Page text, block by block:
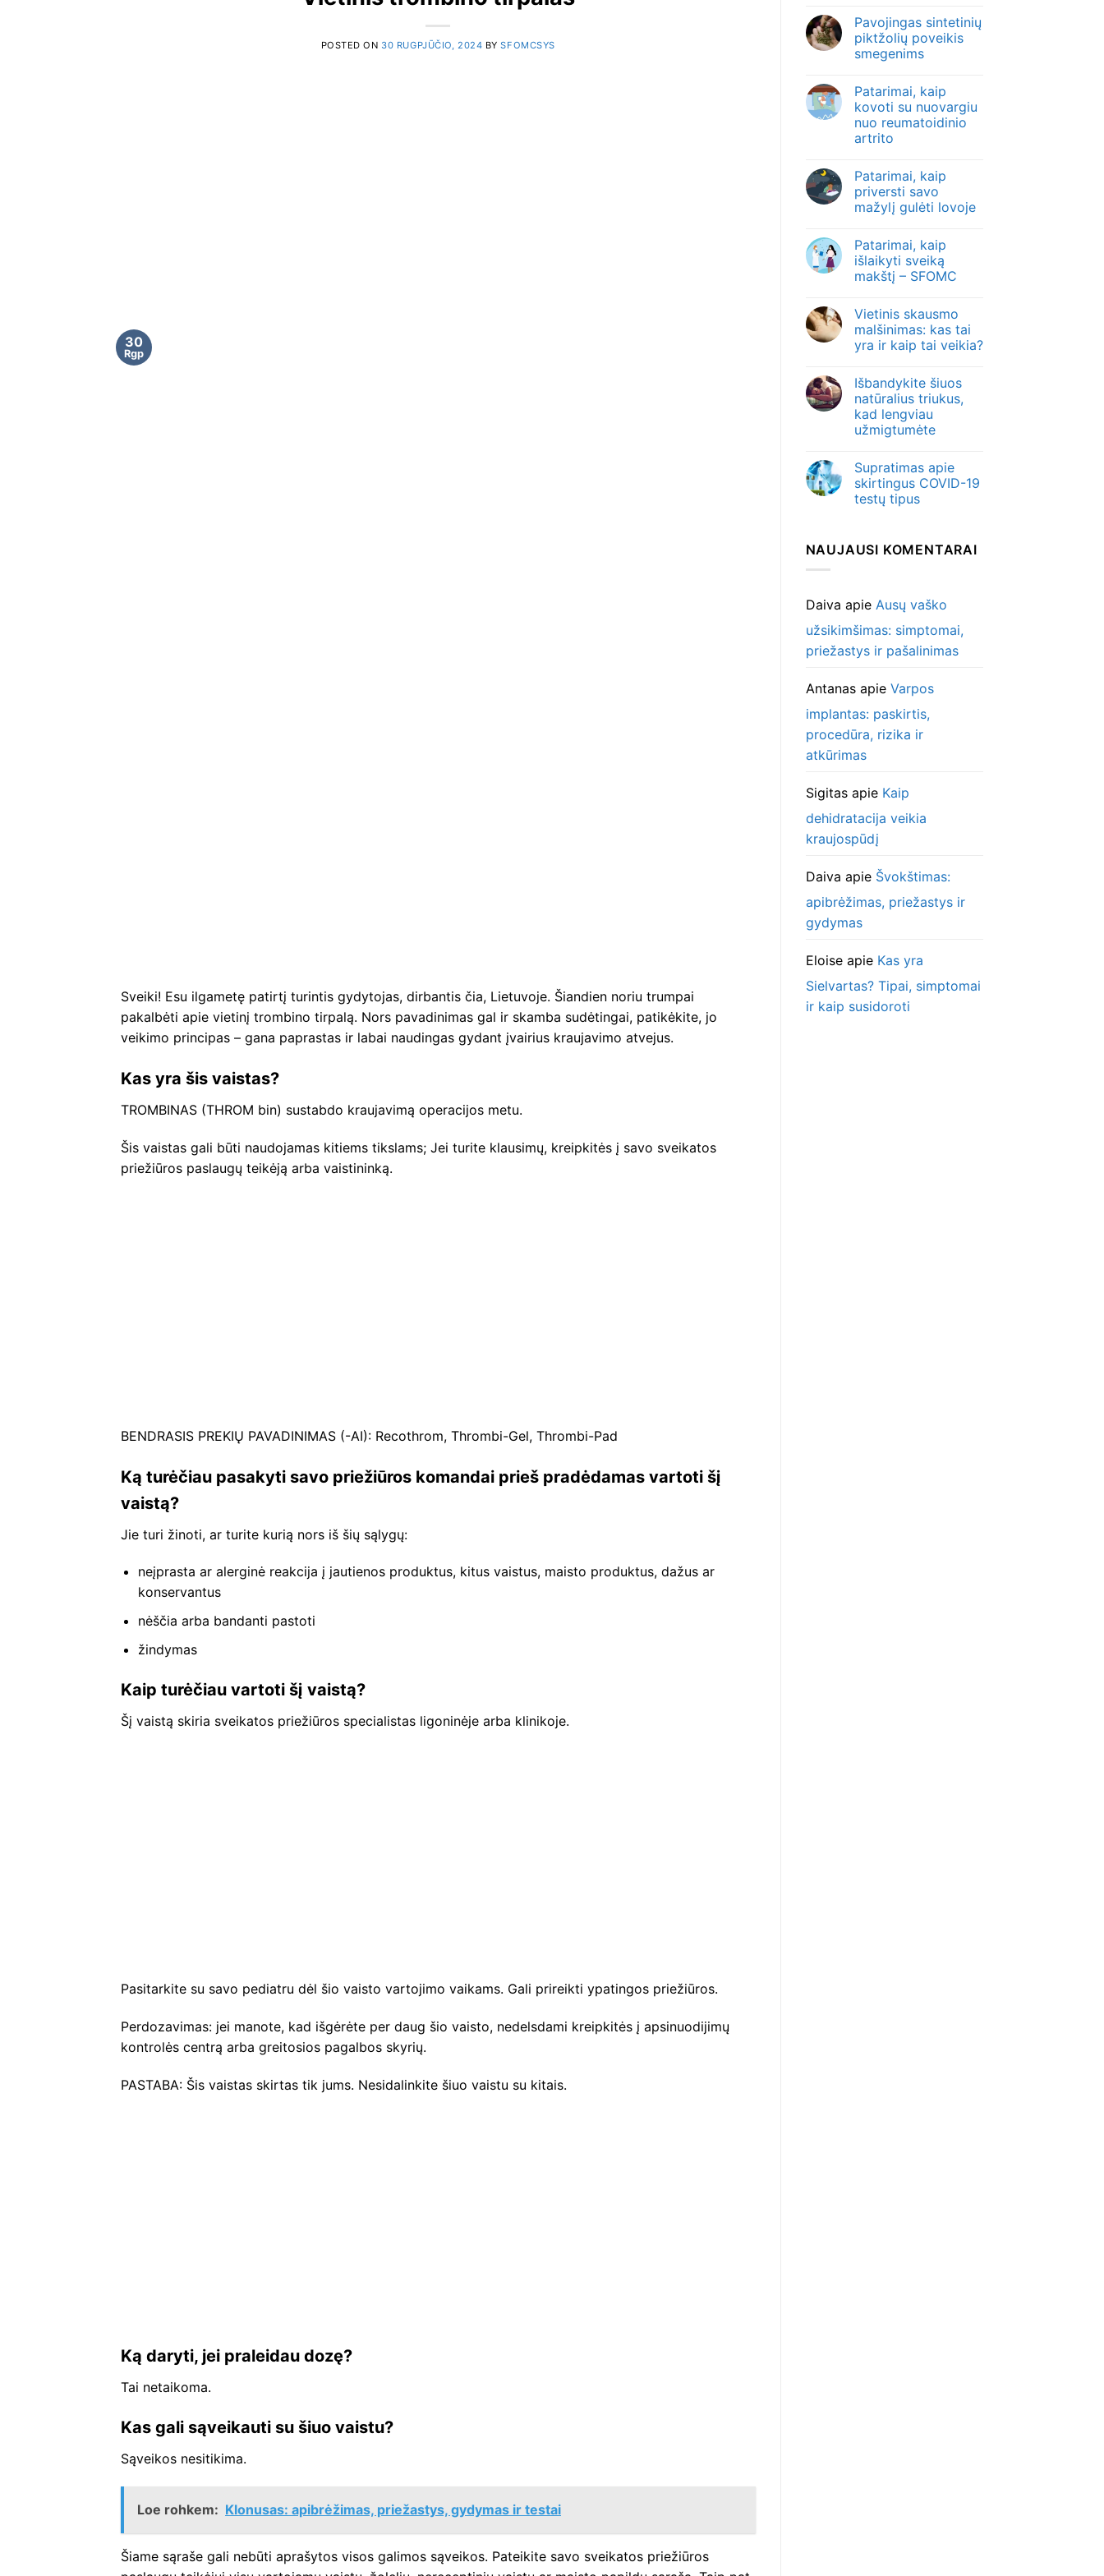
POSTED ON 30 RUGPJŪČIO, 2024 BYSFOMCSYS
30
Rgp
Sveiki! Esu ilgametę patirtį turintis gydytojas, dirbantis čia, Lietuvoje. Šiandien noriu trumpai
pakalbėti apie vietinį trombino tirpalą. Nors pavadinimas gal ir skamba sudėtingai, patikėkite, jo
veikimo principas – gana paprastas ir labai naudingas gydant įvairius kraujavimo atvejus.
Kas yra šis vaistas?
TROMBINAS (THROM bin) sustabdo kraujavimą operacijos metu.
Šis vaistas gali būti naudojamas kitiems tikslams; Jei turite klausimų, kreipkitės į savo sveikatos
priežiūros paslaugų teikėją arba vaistininką.
BENDRASIS PREKIŲ PAVADINIMAS (-AI): Recothrom, Thrombi-Gel, Thrombi-Pad
Ką turėčiau pasakyti savo priežiūros komandai prieš pradėdamas vartoti šį
vaistą?
Jie turi žinoti, ar turite kurią nors iš šių sąlygų:
neįprasta ar alerginė reakcija į jautienos produktus, kitus vaistus, maisto produktus, dažus ar
konservantus
nėščia arba bandanti pastoti
žindymas
Kaip turėčiau vartoti šį vaistą?
Šį vaistą skiria sveikatos priežiūros specialistas ligoninėje arba klinikoje.
Pasitarkite su savo pediatru dėl šio vaisto vartojimo vaikams. Gali prireikti ypatingos priežiūros.
Perdozavimas: jei manote, kad išgėrėte per daug šio vaisto, nedelsdami kreipkitės į apsinuodijimų
kontrolės centrą arba greitosios pagalbos skyrių.
PASTABA: Šis vaistas skirtas tik jums. Nesidalinkite šiuo vaistu su kitais.
Ką daryti, jei praleidau dozę?
Tai netaikoma.
Kas gali sąveikauti su šiuo vaistu?
Sąveikos nesitikima.
Loe rohkem: Klonusas: apibrėžimas, priežastys, gydymas ir testai
Šiame sąraše gali nebūti aprašytos visos galimos sąveikos. Pateikite savo sveikatos priežiūros
Pavojingas sintetinių
piktžolių poveikis
smegenims
Patarimai, kaip
kovoti su nuovargiu
nuo reumatoidinio
artrito
Patarimai, kaip
priversti savo
mažylį gulėti lovoje
Patarimai, kaip
išlaikyti sveiką
makštį – SFOMC
Vietinis skausmo
malšinimas: kas tai
yra ir kaip tai veikia?
Išbandykite šiuos
natūralius triukus,
kad lengviau
užmigtumėte
Supratimas apie
skirtingus COVID-19
testų tipus
NAUJAUSI KOMENTARAI
Daiva apie Ausų vaško
užsikimšimas: simptomai,
priežastys ir pašalinimas
Antanasapie Varpos
implantas: paskirtis,
procedūra, rizika ir
atkūrimas
Sigitasapie Kaip
dehidratacija veikia
kraujospūdį
Daiva apie Švokštimas:
apibrėžimas, priežastys ir
gydymas
Eloiseapie Kas yra
Sielvartas? Tipai, simptomai
ir kaip susidoroti